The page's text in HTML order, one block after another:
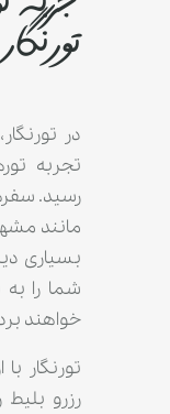
تورنگار
در
تجربه
رسید.
مانند
بسیاری
شما را
خواهند
تورنگار
رزرو